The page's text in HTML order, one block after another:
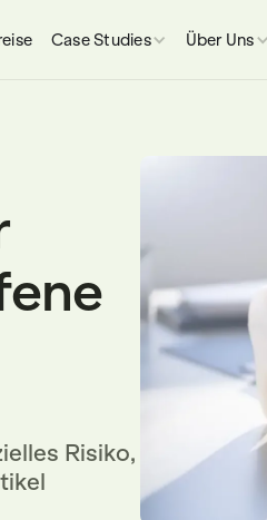
Case Studies Über Uns
Risiko,